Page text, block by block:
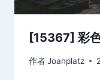
[15367] 彩
作者Joanplatz